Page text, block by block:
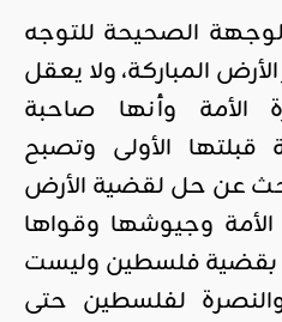
الصحيحة للتوجه
المباركة، ولا يعقل
وأنها صاحبة
الأولى وتصبح
عن حل لقضية الأرض
وجيوشها وقواها
بقضية فلسطين وليست
لفلسطين حتى